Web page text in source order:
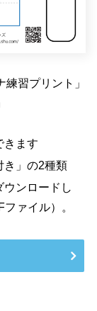
習プリント」
きます
き」の2種類
ンロードし
ァイル）。